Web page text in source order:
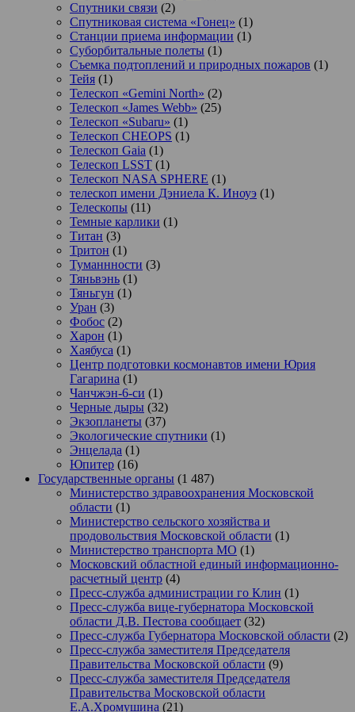
Спутники связи (2)
Спутниковая система «Гонец» (1)
Станции приема информации (1)
Суборбитальные полеты (1)
Съемка подтоплений и природных пожаров (1)
Тейя (1)
Телескоп «Gemini North» (2)
Телескоп «James Webb» (25)
Телескоп «Subaru» (1)
Телескоп CHEOPS (1)
Телескоп Gaia (1)
Телескоп LSST (1)
Телескоп NASA SPHERE (1)
телескоп имени Дэниела К. Иноуэ (1)
Телескопы (11)
Темные карлики (1)
Титан (3)
Тритон (1)
Туманнности (3)
Тяньвэнь (1)
Тяньгун (1)
Уран (3)
Фобос (2)
Харон (1)
Хаябуса (1)
Центр подготовки космонавтов имени Юрия
Гагарина (1)
Чанчжэн-6-си (1)
Черные дыры (32)
Экзопланеты (37)
Экологические спутники (1)
Энцелада (1)
Юпитер (16)
Государственные органы (1 487)
Министерство здравоохранения Московской
области (1)
Министерство сельского хозяйства и
продовольствия Московской области (1)
Министерство транспорта МО (1)
Московский областной единый информационно-
расчетный центр (4)
Пресс-служба администрации го Клин (1)
Пресс-служба вице-губернатора Московской
области Д.В. Пестова сообщает (32)
Пресс-служба Губернатора Московской области (2)
Пресс-служба заместителя Председателя
Правительства Московской области (9)
Пресс-служба заместителя Председателя
Правительства Московской области
Е.А.Хромушина (21)